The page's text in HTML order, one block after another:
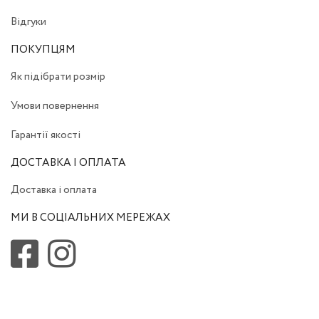
Відгуки
ПОКУПЦЯМ
Як підібрати розмір
Умови повернення
Гарантії якості
ДОСТАВКА І ОПЛАТА
Доставка і оплата
МИ В СОЦІАЛЬНИХ МЕРЕЖАХ